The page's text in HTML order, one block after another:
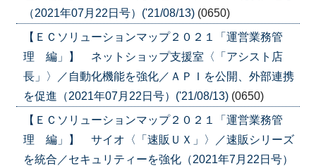
（2021年07月22日号）('21/08/13) (0650)
【ＥＣソリューションマップ２０２１「運営業務管
理 編」】 ネットショップ支援室〈「アシスト店
長」〉／自動化機能を強化／ＡＰＩを公開、外部連携
を促進（2021年07月22日号）('21/08/13) (0650)
【ＥＣソリューションマップ２０２１「運営業務管
理 編」】 サイオ〈「速販ＵＸ」〉／速販シリーズ
を統合／セキュリティーを強化（2021年7月22日号）